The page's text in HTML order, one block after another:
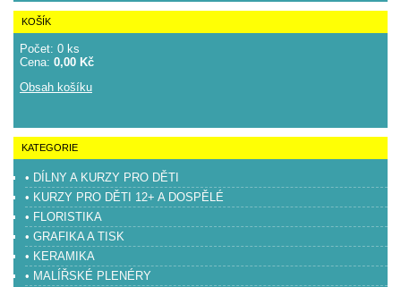
KOŠÍK
Počet: 0 ks
Cena: 0,00 Kč
Obsah košíku
KATEGORIE
• DÍLNY A KURZY PRO DĚTI
• KURZY PRO DĚTI 12+ A DOSPĚLÉ
• FLORISTIKA
• GRAFIKA A TISK
• KERAMIKA
• MALÍŘSKÉ PLENÉRY